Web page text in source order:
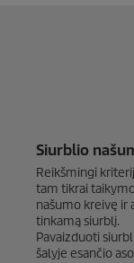
Siurblio
Reikšmingi
tam tikrai
našumo kreivę ir
tinkamą siurblį.
Pavaizduoti
šalyje esančio